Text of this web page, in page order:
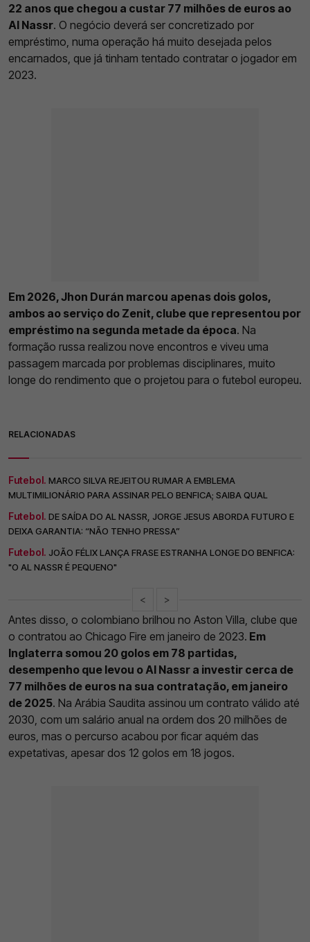
22 anos que chegou a custar 77 milhões de euros ao
Al Nassr. O negócio deverá ser concretizado por
empréstimo, numa operação há muito desejada pelos
encarnados, que já tinham tentado contratar o jogador em
2023.
Em 2026, Jhon Durán marcou apenas dois golos,
ambos ao serviço do Zenit, clube que representou por
empréstimo na segunda metade da época. Na
formação russa realizou nove encontros e viveu uma
passagem marcada por problemas disciplinares, muito
longe do rendimento que o projetou para o futebol europeu.
RELACIONADAS
Futebol. MARCO SILVA REJEITOU RUMAR A EMBLEMA
MULTIMILIONÁRIO PARA ASSINAR PELO BENFICA; SAIBA QUAL
Futebol. DE SAÍDA DO AL NASSR, JORGE JESUS ABORDA FUTURO E
DEIXA GARANTIA: “NÃO TENHO PRESSA”
Futebol. JOÃO FÉLIX LANÇA FRASE ESTRANHA LONGE DO BENFICA:
"O AL NASSR É PEQUENO"
< >
Antes disso, o colombiano brilhou no Aston Villa, clube que
o contratou ao Chicago Fire em janeiro de 2023. Em
Inglaterra somou 20 golos em 78 partidas,
desempenho que levou o Al Nassr a investir cerca de
77 milhões de euros na sua contratação, em janeiro
de 2025. Na Arábia Saudita assinou um contrato válido até
2030, com um salário anual na ordem dos 20 milhões de
euros, mas o percurso acabou por ficar aquém das
expetativas, apesar dos 12 golos em 18 jogos.